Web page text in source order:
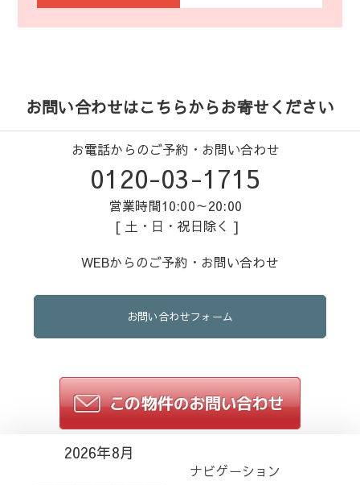
お問い合わせはこちらからお寄せください
お電話からのご予約・お問い合わせ
0120-03-1715
営業時間10:00～20:00
[ 土・日・祝日除く ]
WEBからのご予約・お問い合わせ
お問い合わせフォーム
2026年8月
ナビゲーション